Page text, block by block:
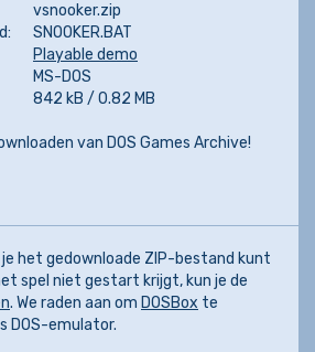
vsnooker.zip
SNOOKER.BAT
Playable demo
MS-DOS
842 kB / 0.82 MB
van DOS Games Archive!
het gedownloade ZIP-bestand kunt
spel niet gestart krijgt, kun je de
. We raden aan om DOSBox te
DOS-emulator.